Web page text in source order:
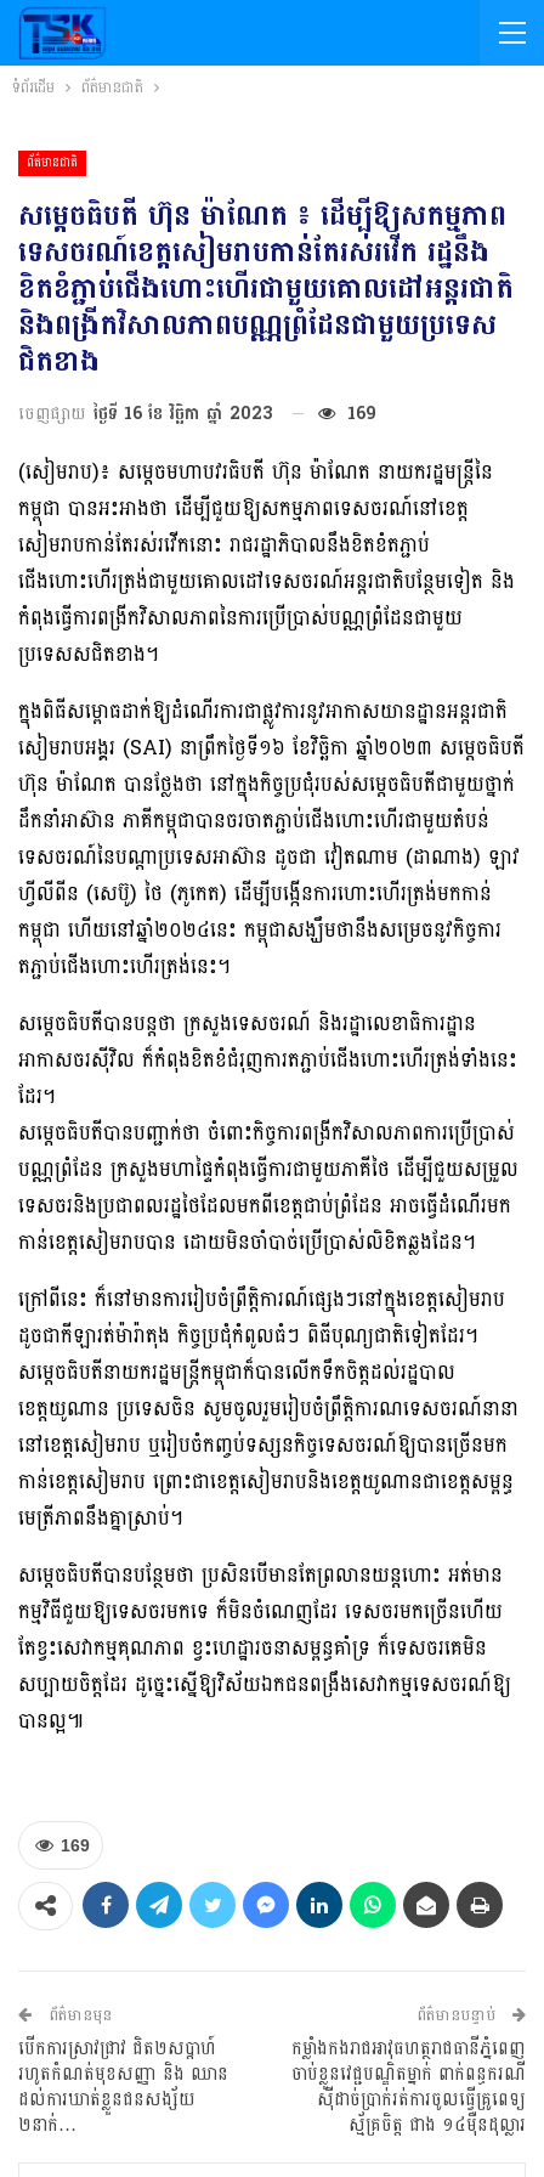
ទំព័រដើម ព័ត៌មានជាតិ
ព័ត៌មានជាតិ
សម្ដេចធិបតី ហ៊ុន ម៉ាណែត ៖ ដើម្បីឱ្យសកម្មភាព
ទេសចរណ៍ខេត្តសៀមរាបកាន់តែរស់រវើក រដ្ឋនឹង
ខិតខំភ្ជាប់ជើងហោះហើរជាមួយគោលដៅអន្តរជាតិ
និងពង្រីកវិសាលភាពបណ្ណព្រំដែនជាមួយប្រទេស
ជិតខាង
ចេញផ្សាយ ថ្ងៃទី 16 ខែ វិច្ឆិកា ឆ្នាំ 2023 169
(សៀមរាប)៖ សម្ដេចមហាបវរធិបតី ហ៊ុន ម៉ាណែត នាយករដ្ឋមន្ត្រីនៃ
កម្ពុជា បានអះអាងថា ដើម្បីជួយឱ្យសកម្មភាពទេសចរណ៍នៅខេត្ត
សៀមរាបកាន់តែរស់រវើកនោះ រាជរដ្ឋាភិបាលនឹងខិតខំតភ្ជាប់
ជើងហោះហើរត្រង់ជាមួយគោលដៅទេសចរណ៍អន្តរជាតិបន្ថែមទៀត និង
កំពុងធ្វើការពង្រីកវិសាលភាពនៃការប្រើប្រាស់បណ្ណព្រំដែនជាមួយ
ប្រទេសសជិតខាង។
ក្នុងពិធីសម្ពោធដាក់ឱ្យដំណើរការជាផ្លូវការនូវអាកាសយានដ្ឋានអន្តរជាតិ
សៀមរាបអង្គរ (SAI) នាព្រឹកថ្ងៃទី១៦ ខែវិច្ឆិកា ឆ្នាំ២០២៣ សម្តេចធិបតី
ហ៊ុន ម៉ាណែត បានថ្លែងថា នៅក្នុងកិច្ចប្រជុំរបស់សម្ដេចធិបតីជាមួយថ្នាក់
ដឹកនាំអាស៊ាន ភាគីកម្ពុជាបានចរចាតភ្ជាប់ជើងហោះហើរជាមួយតំបន់
ទេសចរណ៍នៃបណ្ដាប្រទេសអាស៊ាន ដូចជា វៀតណាម (ដាណាង) ឡាវ
ហ្វីលីពីន (សេប៊ូ) ថៃ (ភូកេត) ដើម្បីបង្កើនការហោះហើរត្រង់មកកាន់
កម្ពុជា ហើយនៅឆ្នាំ២០២៤នេះ កម្ពុជាសង្ឃឹមថានឹងសម្រេចនូវកិច្ចការ
តភ្ជាប់ជើងហោះហើរត្រង់នេះ។
សម្តេចធិបតីបានបន្តថា ក្រសួងទេសចរណ៍ និងរដ្ឋាលេខាធិការដ្ឋាន
អាកាសចរស៉ីវិល ក៏កំពុងខិតខំជំរុញការតភ្ជាប់ជើងហោះហើរត្រង់ទាំងនេះ
ដែរ។
សម្ដេចធិបតីបានបញ្ជាក់ថា ចំពោះកិច្ចការពង្រីកវិសាលភាពការប្រើប្រាស់
បណ្ណព្រំដែន ក្រសួងមហាផ្ទៃកំពុងធ្វើការជាមួយភាគីថៃ ដើម្បីជួយសម្រួល
ទេសចរនិងប្រជាពលរដ្ឋថៃដែលមកពីខេត្តជាប់ព្រំដែន អាចធ្វើដំណើរមក
កាន់ខេត្តសៀមរាបបាន ដោយមិនចាំបាច់ប្រើប្រាស់លិខិតឆ្លងដែន។
ក្រៅពីនេះ ក៏នៅមានការរៀបចំព្រឹត្តិការណ៍ផ្សេងៗនៅក្នុងខេត្តសៀមរាប
ដូចជាកីឡារត់ម៉ារ៉ាតុង កិច្ចប្រជុំកំពូលធំៗ ពិធីបុណ្យជាតិទៀតដែរ។
សម្ដេចធិបតីនាយករដ្ឋមន្ត្រីកម្ពុជាក៏បានលើកទឹកចិត្តដល់រដ្ឋបាល
ខេត្តយូណាន ប្រទេសចិន សូមចូលរួមរៀបចំព្រឹត្តិការណទេសចរណ៍នានា
នៅខេត្តសៀមរាប ឬរៀបចំកញ្ចប់ទស្សនកិច្ចទេសចរណ៍ឱ្យបានច្រើនមក
កាន់ខេត្តសៀមរាប ព្រោះជាខេត្តសៀមរាបនិងខេត្តយូណានជាខេត្តសម្ពន្ធ
មេត្រីភាពនឹងគ្នាស្រាប់។
សម្ដេចធិបតីបានបន្ថែមថា ប្រសិនបើមានតែព្រលានយន្តហោះ អត់មាន
កម្មវិធីជួយឱ្យទេសចរមកទេ ក៏មិនចំណេញដែរ ទេសចរមកច្រើនហើយ
តែខ្វះសេវាកម្មគុណភាព ខ្វះហេដ្ឋារចនាសម្ពន្ធគាំទ្រ ក៏ទេសចរគេមិន
សប្បាយចិត្តដែរ ដូច្នេះស្នើឱ្យវិស័យឯកជនពង្រឹងសេវាកម្មទេសចរណ៍ឱ្យ
បានល្អ៕
169
ព័ត៌មានមុន
បើកការស្រាវជ្រាវ ជិត២សប្តាហ៍
រហូតកំណត់មុខសញ្ញា និង ឈាន
ដល់ការឃាត់ខ្លួនជនសង្ស័យ
២នាក់…
ព័ត៌មានបន្ទាប់
កម្លាំងកងរាជអាវុធហត្ថរាជធានីភ្នំពេញ
ចាប់ខ្លួនវេជ្ជបណ្ឌិតម្នាក់ ពាក់ពន្ធករណី
ស៊ីដាច់ប្រាក់រត់ការចូលធ្វើគ្រូពេទ្យ
ស្ម័គ្រចិត្ត ជាង ១៤ម៉ឺនដុល្លារ